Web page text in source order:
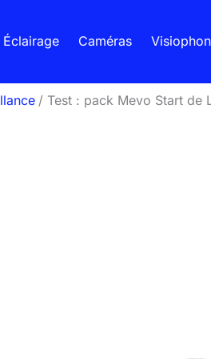
Éclairage Caméras
Test : pack Mevo Start de